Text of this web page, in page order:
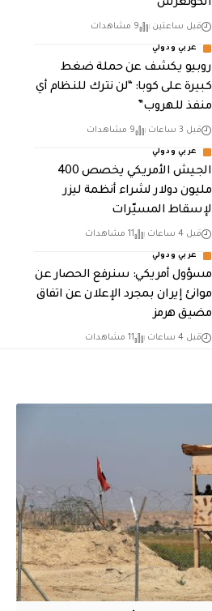
الكونغرس
قبل ساعتين 9 مشاهدات
عربي ودولي
روبيو يكشف عن حملة ضغط
كبيرة على كوبا: “لن نترك للنظام أي
منفذ للهروب”
قبل 3 ساعات 9 مشاهدات
عربي ودولي
الجيش الأمريكي يخصص 400
مليون دولار لشراء أنظمة ليزر
لإسقاط المسيّرات
قبل 4 ساعات 11 مشاهدات
عربي ودولي
مسؤول أمريكي: سنرفع الحصار عن
موانئ إيران بمجرد الإعلان عن اتفاق
مضيق هرمز
قبل 4 ساعات 11 مشاهدات